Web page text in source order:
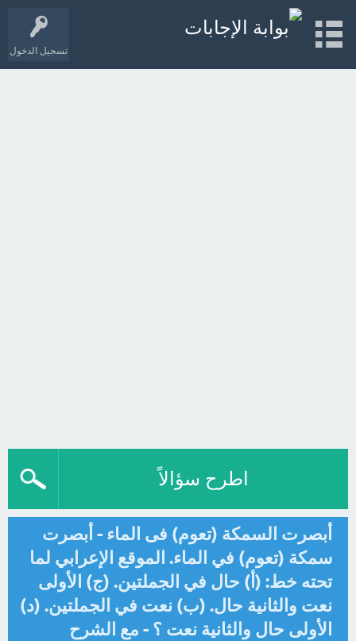
تسجيل الدخول
اطرح سؤالاً
أبصرت السمكة (تعوم) فى الماء - أبصرت
سمكة (تعوم) في الماء. الموقع الإعرابي لما
تحته خط: (أ) حال في الجملتين. (ج) الأولى
نعت والثانية حال. (ب) نعت في الجملتين. (د)
الأولى حال والثانية نعت ؟ - مع الشرح